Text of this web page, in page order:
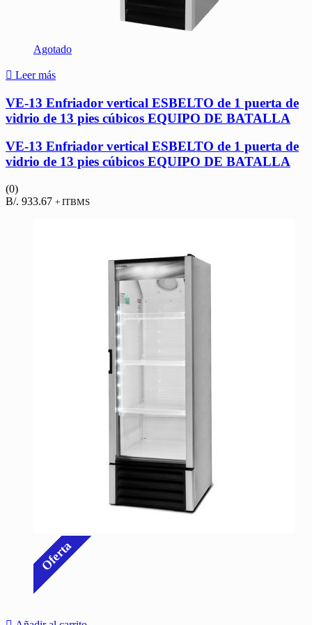
Agotado
Leer más
VE-13 Enfriador vertical ESBELTO de 1 puerta de
vidrio de 13 pies cúbicos EQUIPO DE BATALLA
VE-13 Enfriador vertical ESBELTO de 1 puerta de
vidrio de 13 pies cúbicos EQUIPO DE BATALLA
(0)
B/. 933.67 + ITBMS
Oferta